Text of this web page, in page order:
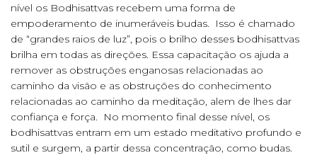
nível os Bodhisattvas recebem uma forma de
empoderamento de inumeráveis budas. Isso é chamado
de “grandes raios de luz”, pois o brilho desses bodhisattvas
brilha em todas as direções. Essa capacitação os ajuda a
remover as obstruções enganosas relacionadas ao
caminho da visão e as obstruções do conhecimento
relacionadas ao caminho da meditação, alem de lhes dar
confiança e força. No momento final desse nível, os
bodhisattvas entram em um estado meditativo profundo e
sutil e surgem, a partir dessa concentração, como budas.